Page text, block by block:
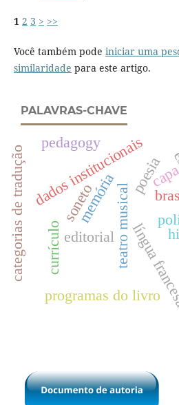
1 2 3 > >>
Você também pode iniciar uma
similaridade para este artigo.
PALAVRAS-CHAVE
teatro musical
editorial língua
currículo
memória
dados institucionais
categorias de tradução poesia
programas do livro
soneto
pedagogy